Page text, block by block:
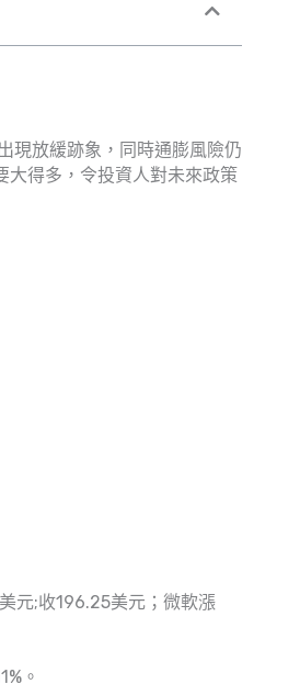
現放緩跡象，同時通膨風險仍
大得多，令投資人對未來政策
元;收196.25美元；微軟漲
。